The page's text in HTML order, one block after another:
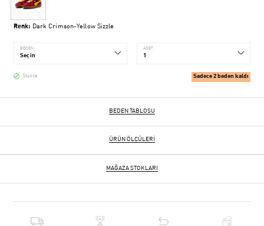
Renk: Dark Crimson-Yellow Sizzle
BEDEN ADET
Stokta Sadece 2 beden kaldı
BEDEN TABLOSU
ÜRÜN ÖLÇÜLERI
MAĞAZA STOKLARI